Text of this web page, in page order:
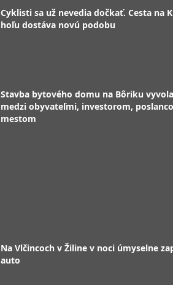
Cyklisti sa už nevedia dočkať. Cesta na
hoľu dostáva novú podobu
Stavba bytového domu na Bôriku
medzi obyvateľmi, investorom,
mestom
Na Vlčincoch v Žiline v noci úmyselne
auto